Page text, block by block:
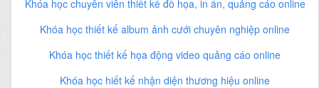
Khóa học chuyên viên thiết kế đồ họa, in ấn, quảng cáo online
Khóa học thiết kế album ảnh cưới chuyên nghiệp online
Khóa học thiết kế họa động video quảng cáo online
Khóa học hiết kế nhận diện thương hiệu online